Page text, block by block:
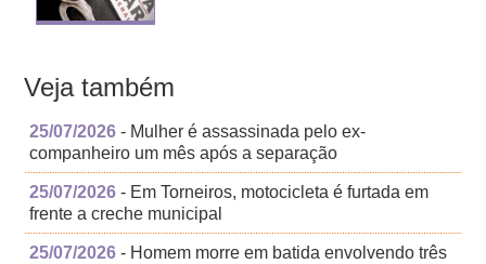
Veja também
25/07/2026 - Mulher é assassinada pelo ex-
companheiro um mês após a separação
25/07/2026 - Em Torneiros, motocicleta é furtada em
frente a creche municipal
25/07/2026 - Homem morre em batida envolvendo três